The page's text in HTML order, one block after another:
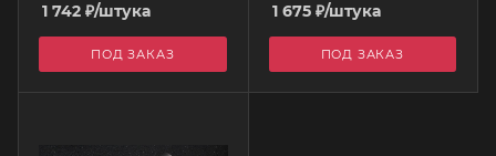
1 742 ₽/штука
ПОД ЗАКАЗ
1 675₽/штука
ПОД ЗАКАЗ